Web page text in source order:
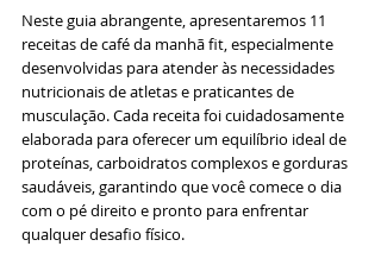
Neste guia abrangente, apresentaremos 11
receitas de café da manhã fit, especialmente
desenvolvidas para atender às necessidades
nutricionais de atletas e praticantes de
musculação. Cada receita foi cuidadosamente
elaborada para oferecer um equilíbrio ideal de
proteínas, carboidratos complexos e gorduras
saudáveis, garantindo que você comece o dia
com o pé direito e pronto para enfrentar
qualquer desafio físico.